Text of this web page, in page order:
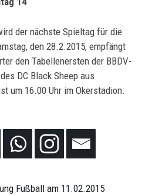
der nächste Spieltag für die
den 28.2.2015, empfängt
den Tabellenersten der BBDV-
DC Black Sheep aus
um 16.00 Uhr im Okerstadion.
Fußball am 11.02.2015